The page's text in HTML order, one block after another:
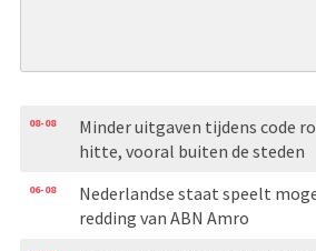
08-08
Minder uitgaven tijdens code
hitte, vooral buiten de steden
06-08
Nederlandse staat speelt
redding van ABN Amro